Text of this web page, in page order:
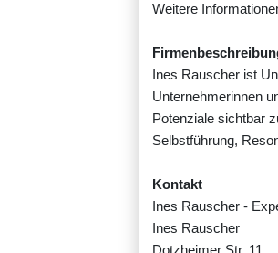
Weitere
Ines Rauscher ist
Unternehmerinnen
Potenziale sichtbar
Selbstführung,
Kontakt
Ines Rauscher -
Ines Rauscher